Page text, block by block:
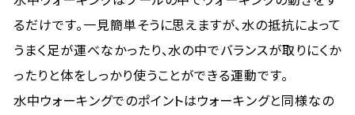
るだけです。一見簡単そうに思えますが、水の抵抗によって
うまく足が運べなかったり、水の中でバランスが取りにくか
ったりと体をしっかり使うことができる運動です。
水中ウォーキングでのポイントはウォーキングと同様なの